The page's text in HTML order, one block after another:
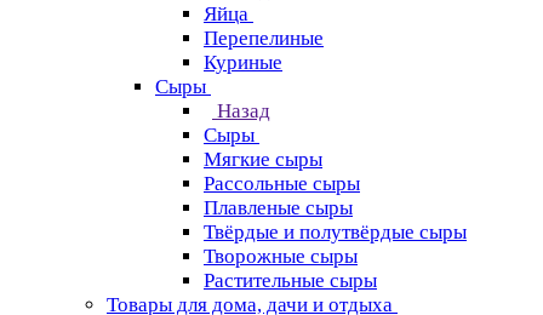
Яйца
Перепелиные
Куриные
Сыры
Назад
Сыры
Мягкие сыры
Рассольные сыры
Плавленые сыры
Твёрдые и полутвёрдые сыры
Творожные сыры
Растительные сыры
Товары для дома, дачи и отдыха